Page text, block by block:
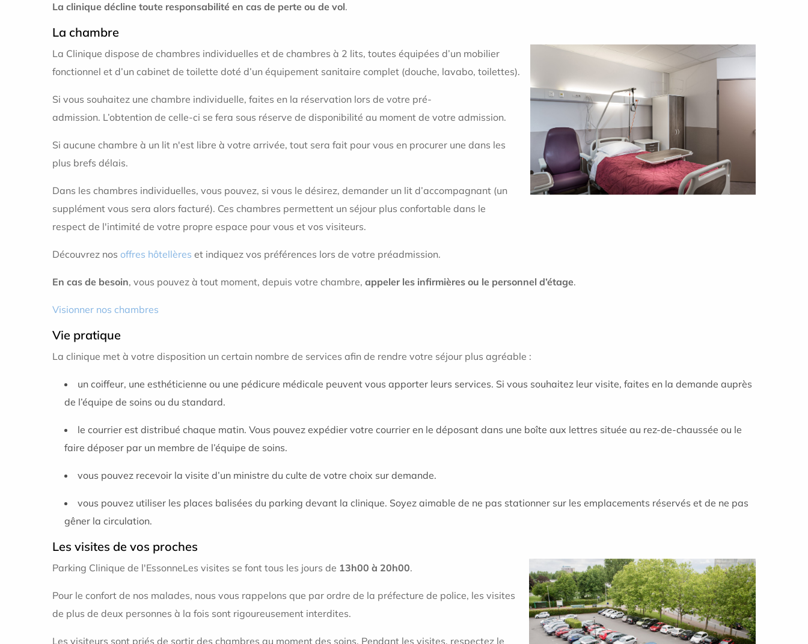
La clinique décline toute responsabilité en cas de perte ou de vol.
La chambre
La Clinique dispose de chambres individuelles et de chambres à 2 lits, toutes équipées d’un mobilier
fonctionnel et d’un cabinet de toilette doté d’un équipement sanitaire complet (douche, lavabo, toilettes).
Si vous souhaitez une chambre individuelle, faites en la réservation lors de votre pré-
admission. L’obtention de celle-ci se fera sous réserve de disponibilité au moment de votre admission.
Si aucune chambre à un lit n'est libre à votre arrivée, tout sera fait pour vous en procurer une dans les
plus brefs délais.
Dans les chambres individuelles, vous pouvez, si vous le désirez, demander un lit d’accompagnant (un
supplément vous sera alors facturé). Ces chambres permettent un séjour plus confortable dans le
respect de l'intimité de votre propre espace pour vous et vos visiteurs.
Découvrez nos offres hôtellères et indiquez vos préférences lors de votre préadmission.
En cas de besoin, vous pouvez à tout moment, depuis votre chambre, appeler les infirmières ou le personnel d’étage.
Visionner nos chambres
Vie pratique
La clinique met à votre disposition un certain nombre de services afin de rendre votre séjour plus agréable :
un coiffeur, une esthéticienne ou une pédicure médicale peuvent vous apporter leurs services. Si vous souhaitez leur visite, faites en la demande auprès
de l’équipe de soins ou du standard.
le courrier est distribué chaque matin. Vous pouvez expédier votre courrier en le déposant dans une boîte aux lettres située au rez-de-chaussée ou le
faire déposer par un membre de l’équipe de soins.
vous pouvez recevoir la visite d’un ministre du culte de votre choix sur demande.
vous pouvez utiliser les places balisées du parking devant la clinique. Soyez aimable de ne pas stationner sur les emplacements réservés et de ne pas
gêner la circulation.
Les visites de vos proches
Parking Clinique de l'EssonneLes visites se font tous les jours de 13h00 à 20h00.
Pour le confort de nos malades, nous vous rappelons que par ordre de la préfecture de police, les visites
de plus de deux personnes à la fois sont rigoureusement interdites.
Les visiteurs sont priés de sortir des chambres au moment des soins. Pendant les visites, respectez le